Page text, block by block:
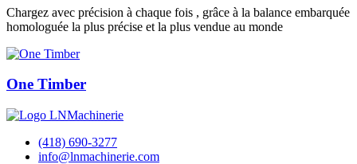
Chargez avec précision à chaque fois , grâce à la balance embarquée
homologuée la plus précise et la plus vendue au monde
One Timber
(418) 690-3277
info@lnmachinerie.com